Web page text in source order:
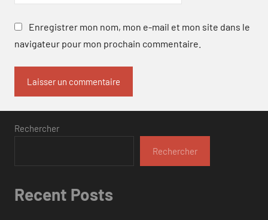
Enregistrer mon nom, mon e-mail et mon site dans le
navigateur pour mon prochain commentaire.
Rechercher
Rechercher
Recent Posts